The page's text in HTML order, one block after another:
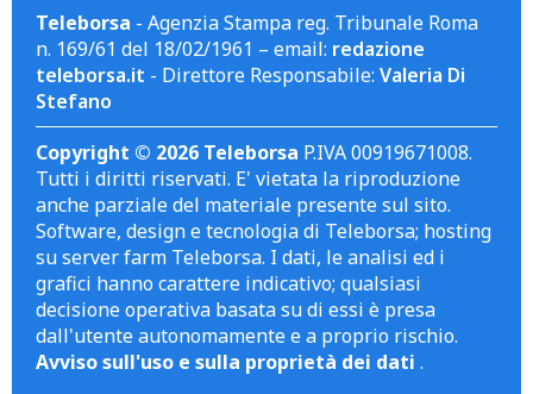
Teleborsa - Agenzia Stampa reg. Tribunale Roma
n. 169/61 del 18/02/1961 – email: redazione
teleborsa.it - Direttore Responsabile: Valeria Di
Stefano
Copyright © 2026 Teleborsa P.IVA 00919671008.
Tutti i diritti riservati. E' vietata la riproduzione
anche parziale del materiale presente sul sito.
Software, design e tecnologia di Teleborsa; hosting
su server farm Teleborsa. I dati, le analisi ed i
grafici hanno carattere indicativo; qualsiasi
decisione operativa basata su di essi è presa
dall'utente autonomamente e a proprio rischio.
Avviso sull'uso e sulla proprietà dei dati .